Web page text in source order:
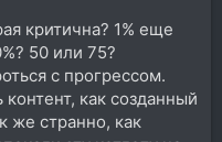
критична? 1% еще
50 или 75?
с прогрессом.
как созданный
же странно, как